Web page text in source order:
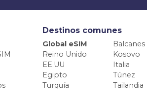
Destinos comunes
Global eSIM
Balcanes
Reino Unido
Kosovo
EE.UU
Italia
Egipto
Túnez
Turquía
Tailandia